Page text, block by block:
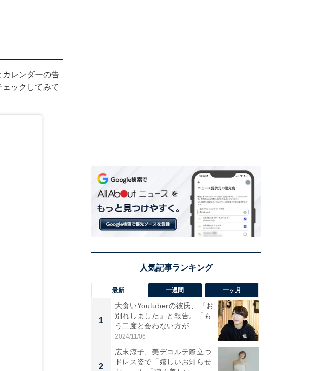
レンダーの告
ックしてみて
最新 一週間 一ヶ月
1
大食いYoutuberの彼氏、『お
別れしました』と報告。「も
う二度と会わない方が...
2024/11/06
2
広末涼子、美デコルテ際立つ
ドレス姿で「嬉しいお知らせ